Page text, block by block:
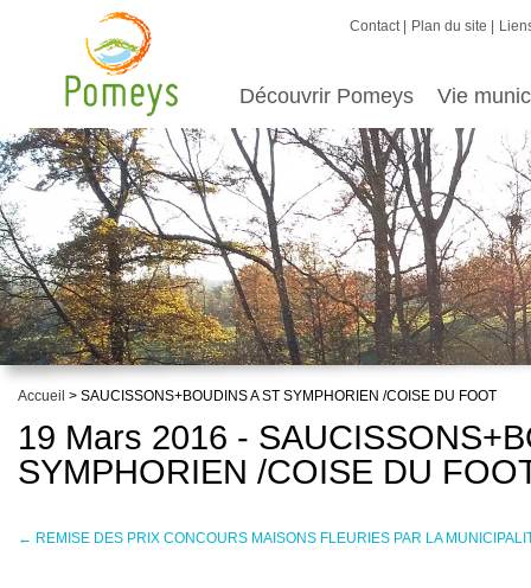
Contact Plan du site
Découvrir Pomeys Vie
Accueil > SAUCISSONS+BOUDINS A ST SYMPHORIEN /COISE DU FOOT
19 Mars 2016 -
SYMPHORIEN /COISE DU
← REMISE DES PRIX CONCOURS MAISONS FLEURIES PAR LA